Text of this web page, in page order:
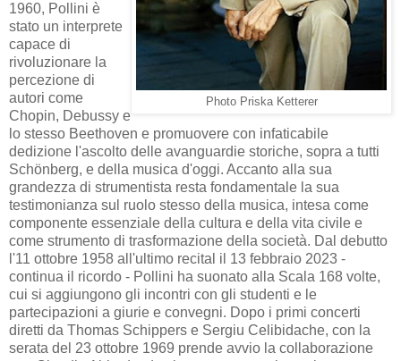
Photo Priska Ketterer
1960, Pollini è
stato un interprete
capace di
rivoluzionare la
percezione di
autori come
Chopin, Debussy e
lo stesso Beethoven e promuovere con infaticabile
dedizione l'ascolto delle avanguardie storiche, sopra a tutti
Schönberg, e della musica d'oggi. Accanto alla sua
grandezza di strumentista resta fondamentale la sua
testimonianza sul ruolo stesso della musica, intesa come
componente essenziale della cultura e della vita civile e
come strumento di trasformazione della società. Dal debutto
l'11 ottobre 1958 all'ultimo recital il 13 febbraio 2023 -
continua il ricordo - Pollini ha suonato alla Scala 168 volte,
cui si aggiungono gli incontri con gli studenti e le
partecipazioni a giurie e convegni. Dopo i primi concerti
diretti da Thomas Schippers e Sergiu Celibidache, con la
serata del 23 ottobre 1969 prende avvio la collaborazione